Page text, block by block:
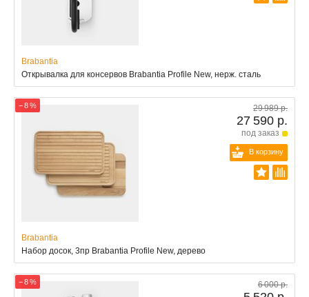
Brabantia
Открывалка для консервов Brabantia Profile New, нерж. сталь
− 8 % 29 989 р.
27 590 р.
под заказ
В корзину
Brabantia
Набор досок, 3пр Brabantia Profile New, дерево
− 8 % 6 000 р.